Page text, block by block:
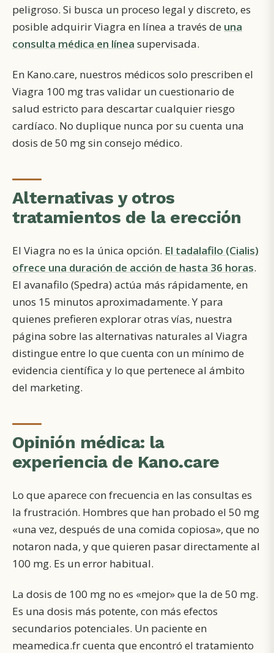
peligroso. Si busca un proceso legal y discreto, es
posible adquirir Viagra en línea a través de una
consulta médica en línea supervisada.
En Kano.care, nuestros médicos solo prescriben el
Viagra 100 mg tras validar un cuestionario de
salud estricto para descartar cualquier riesgo
cardíaco. No duplique nunca por su cuenta una
dosis de 50 mg sin consejo médico.
Alternativas y otros
tratamientos de la erección
El Viagra no es la única opción. El tadalafilo (Cialis)
ofrece una duración de acción de hasta 36 horas.
El avanafilo (Spedra) actúa más rápidamente, en
unos 15 minutos aproximadamente. Y para
quienes prefieren explorar otras vías, nuestra
página sobre las alternativas naturales al Viagra
distingue entre lo que cuenta con un mínimo de
evidencia científica y lo que pertenece al ámbito
del marketing.
Opinión médica: la
experiencia de Kano.care
Lo que aparece con frecuencia en las consultas es
la frustración. Hombres que han probado el 50 mg
«una vez, después de una comida copiosa», que no
notaron nada, y que quieren pasar directamente al
100 mg. Es un error habitual.
La dosis de 100 mg no es «mejor» que la de 50 mg.
Es una dosis más potente, con más efectos
secundarios potenciales. Un paciente en
meamedica.fr cuenta que encontró el tratamiento